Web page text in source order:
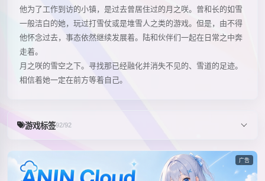
他为了工作到访的小镇，是过去曾居住过的月之咲。曾和长的如雪
一般洁白的她，玩过打雪仗或是堆雪人之类的游戏。但是，由不得
他怀念过去，事态依然继续发展着。陆和伙伴们一起在日常之中奔
走着。
月之咲的雪空之下。寻找那已经融化并消失不见的、雪道的足迹。
相信着她一定在前方等着自己。
游戏标签92/92
广告